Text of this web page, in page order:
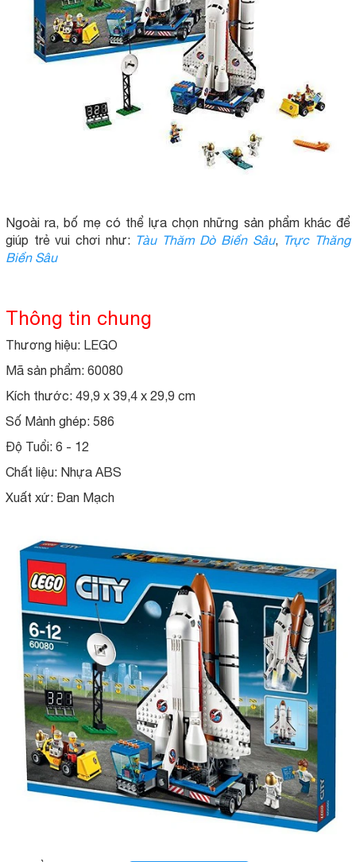
Ngoài ra, bố mẹ có thể lựa chọn những sản phẩm khác để
giúp trẻ vui chơi như: Tàu Thăm Dò Biển Sâu, Trực Thăng
Biển Sâu
Thông tin chung
Thương hiệu: LEGO
Mã sản phẩm: 60080
Kích thước: 49,9 x 39,4 x 29,9 cm
Số Mảnh ghép: 586
Độ Tuổi: 6 - 12
Chất liệu: Nhựa ABS
Xuất xứ: Đan Mạch